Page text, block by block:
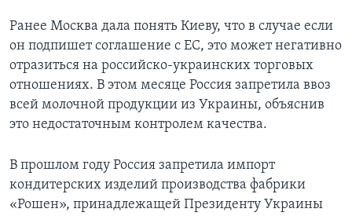
Ранее Москва дала понять Киеву, что в случае если
он подпишет соглашение с ЕС, это может негативно
отразиться на российско-украинских торговых
отношениях. В этом месяце Россия запретила ввоз
всей молочной продукции из Украины, объяснив
это недостаточным контролем качества.
В прошлом году Россия запретила импорт
кондитерских изделий производства фабрики
«Рошен», принадлежащей Президенту Украины